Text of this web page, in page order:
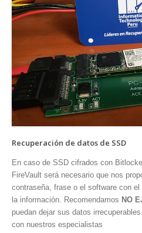
Recuperación de datos de SSD
En caso de SSD cifrados con
FireVault será necesario que nos
contraseña, frase o el software con
la información. Recomendamos NO
puedan dejar sus datos irrecuperables.
con nuestros especialistas